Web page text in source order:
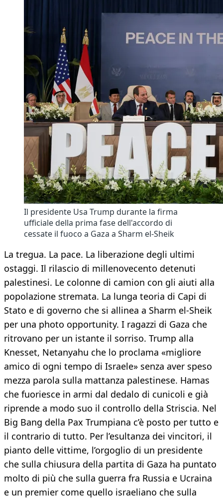
Il presidente Usa Trump durante la firma
ufficiale della prima fase dell'accordo di
cessate il fuoco a Gaza a Sharm el-Sheik
La tregua. La pace. La liberazione degli ultimi
ostaggi. Il rilascio di millenovecento detenuti
palestinesi. Le colonne di camion con gli aiuti alla
popolazione stremata. La lunga teoria di Capi di
Stato e di governo che si allinea a Sharm el-Sheik
per una photo opportunity. I ragazzi di Gaza che
ritrovano per un istante il sorriso. Trump alla
Knesset, Netanyahu che lo proclama «migliore
amico di ogni tempo di Israele» senza aver speso
mezza parola sulla mattanza palestinese. Hamas
che fuoriesce in armi dal dedalo di cunicoli e già
riprende a modo suo il controllo della Striscia. Nel
Big Bang della Pax Trumpiana c’è posto per tutto e
il contrario di tutto. Per l’esultanza dei vincitori, il
pianto delle vittime, l’orgoglio di un presidente
che sulla chiusura della partita di Gaza ha puntato
molto di più che sulla guerra fra Russia e Ucraina
e un premier come quello israeliano che sulla